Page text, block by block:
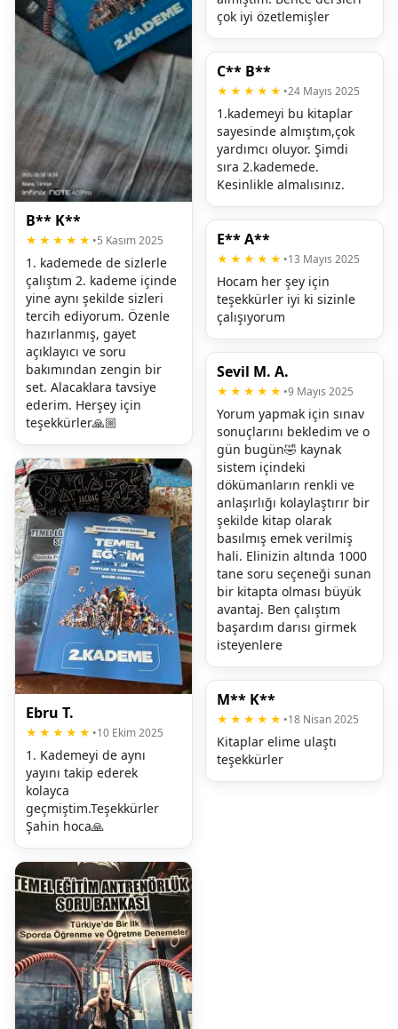
B** K**
★★★★★ •5 Kasım 2025
1. kademede de sizlerle
çalıştım 2. kademe içinde
yine aynı şekilde sizleri
tercih ediyorum. Özenle
hazırlanmış, gayet
açıklayıcı ve soru
bakımından zengin bir
set. Alacaklara tavsiye
ederim. Herşey için
teşekkürler🙏🏼
Ebru T.
★★★★★ •10 Ekim 2025
1. Kademeyi de aynı
yayını takip ederek
kolayca
geçmiştim.Teşekkürler
Şahin hoca🙏
çok iyi özetlemişler
C** B**
★★★★★ •24 Mayıs 2025
1.kademeyi bu kitaplar
sayesinde almıştım,çok
yardımcı oluyor. Şimdi
sıra 2.kademede.
Kesinlikle almalısınız.
E** A**
★★★★★ •13 Mayıs 2025
Hocam her şey için
teşekkürler iyi ki sizinle
çalışıyorum
Sevil M. A.
★★★★★ •9 Mayıs 2025
Yorum yapmak için sınav
sonuçlarını bekledim ve o
gün bugün🤣 kaynak
sistem içindeki
dökümanların renkli ve
anlaşırlığı kolaylaştırır bir
şekilde kitap olarak
basılmış emek verilmiş
hali. Elinizin altında 1000
tane soru seçeneği sunan
bir kitapta olması büyük
avantaj. Ben çalıştım
başardım darısı girmek
isteyenlere
M** K**
★★★★★ •18 Nisan 2025
Kitaplar elime ulaştı
teşekkürler